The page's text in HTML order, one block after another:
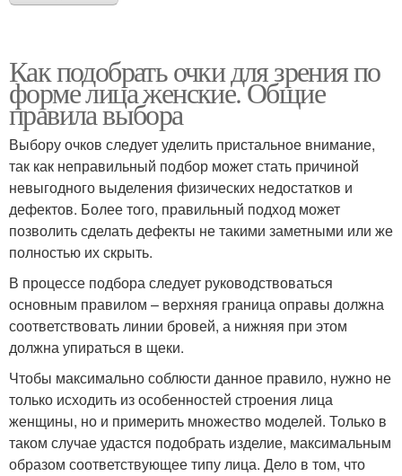
Как подобрать очки для зрения по
форме лица женские. Общие
правила выбора
Выбору очков следует уделить пристальное внимание,
так как неправильный подбор может стать причиной
невыгодного выделения физических недостатков и
дефектов. Более того, правильный подход может
позволить сделать дефекты не такими заметными или же
полностью их скрыть.
В процессе подбора следует руководствоваться
основным правилом – верхняя граница оправы должна
соответствовать линии бровей, а нижняя при этом
должна упираться в щеки.
Чтобы максимально соблюсти данное правило, нужно не
только исходить из особенностей строения лица
женщины, но и примерить множество моделей. Только в
таком случае удастся подобрать изделие, максимальным
образом соответствующее типу лица. Дело в том, что